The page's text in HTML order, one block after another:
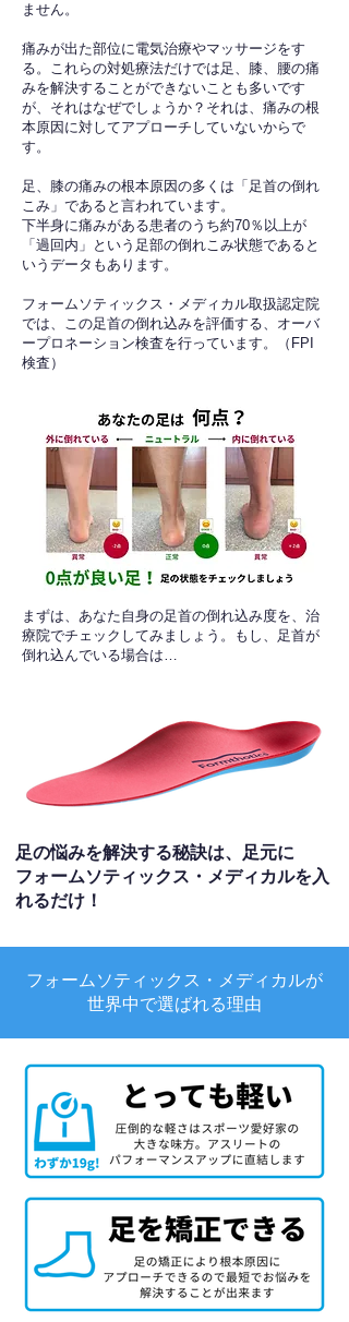
ません。
痛みが出た部位に電気治療やマッサージをす
る。これらの対処療法だけでは足、膝、腰の痛
みを解決することができないことも多いです
が、それはなぜでしょうか？それは、痛みの根
本原因に対してアプローチしていないからで
す。
足、膝の痛みの根本原因の多くは「足首の倒れ
こみ」であると言われています。
下半身に痛みがある患者のうち約70％以上が
「過回内」という足部の倒れこみ状態であると
いうデータもあります。
フォームソティックス・メディカル取扱認定院
では、この足首の倒れ込みを評価する、オーバ
ープロネーション検査を行っています。（FPI
検査）​
​まずは、あなた自身の足首の倒れ込み度を、治
療院でチェックしてみましょう。もし、足首が
倒れ込んでいる場合は…
足の悩みを解決する秘訣は、足元に
フォームソティックス・メディカルを入
れるだけ！
フォームソティックス・メディカルが
世界中で選ばれる理由